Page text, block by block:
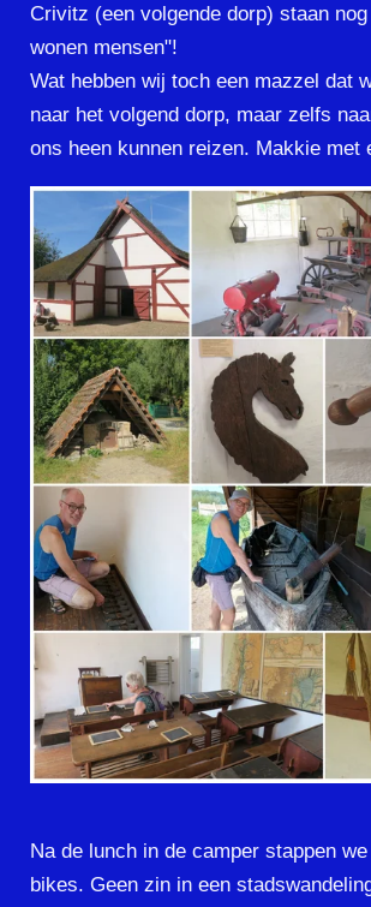
Crivitz (een volgende dorp) staan
wonen mensen"!
Wat hebben wij toch een mazzel dat
naar het volgend dorp, maar zelfs
ons heen kunnen reizen. Makkie met
Na de lunch in de camper stappen
bikes. Geen zin in een